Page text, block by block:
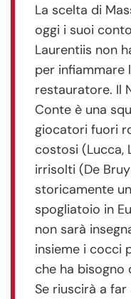
La scelta di
oggi i suoi
Laurentiis non
per infiammare
restauratore. Il
Conte è una
giocatori fuori
costosi (Lucca,
irrisolti (De
storicamente
spogliatoio in
non sarà
insieme i cocci
che ha bisogno
Se riuscirà a